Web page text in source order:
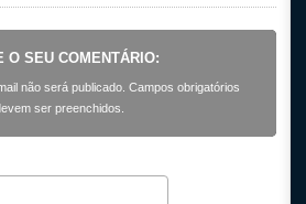
O SEU COMENTÁRIO:
não será publicado. Campos obrigatórios
ser preenchidos.